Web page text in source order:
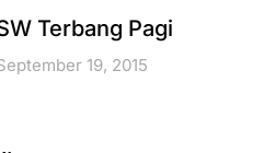
Terbang Pagi
19, 2015